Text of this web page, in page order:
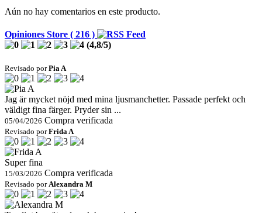
Aún no hay comentarios en este producto.
Opiniones Store ( 216 )
(4,8/5)
Revisado porPia A
Jag är mycket nöjd med mina ljusmanchetter. Passade perfekt och
väldigt fina färger. Pryder sin ...
05/04/2026 Compra verificada
Revisado porFrida A
Super fina
15/03/2026 Compra verificada
Revisado porAlexandra M